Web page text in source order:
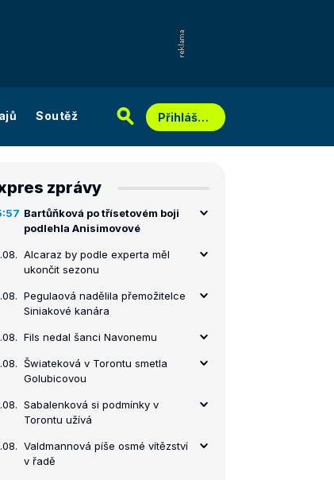
Soutěž Přihlášení
zprávy
Bartůňková po třísetovém boji
podlehla Anisimovové
Alcaraz by podle experta měl
ukončit sezonu
Pegulaová nadělila přemožitelce
Siniakové kanára
Fils nedal šanci Navonemu
Šwiateková v Torontu smetla
Golubicovou
Sabalenková si podmínky v
Torontu užívá
Valdmannová píše osmé vítězství
v řadě